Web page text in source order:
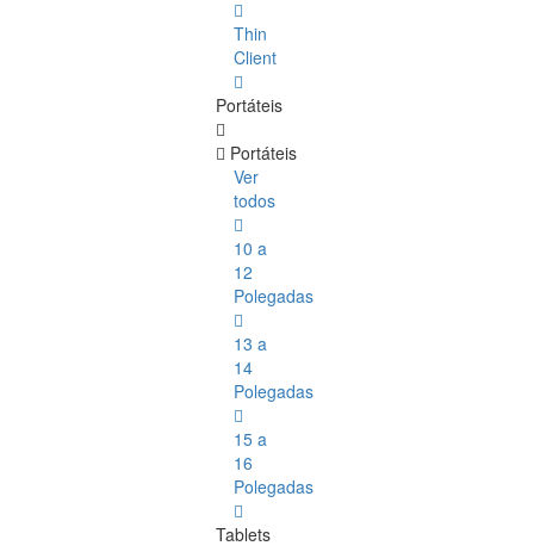
Thin
Client
Portáteis
Portáteis
Ver
todos
10 a
12
Polegadas
13 a
14
Polegadas
15 a
16
Polegadas
Tablets